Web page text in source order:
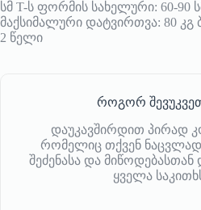
სმ T-ს ფორმის სახელური: 60-90
მაქსიმალური დატვირთვა: 80 კგ
2 წელი
როგორ
დაუკავშირდით პირად
რომელიც თქვენ ნაცვლად
შეძენასა და
ყველა